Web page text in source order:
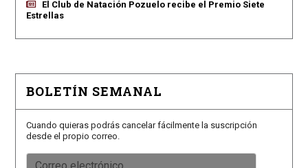
El Club de Natación Pozuelo recibe el Premio Siete
Estrellas
BOLETÍN SEMANAL
Cuando quieras podrás cancelar fácilmente la suscripción
desde el propio correo.